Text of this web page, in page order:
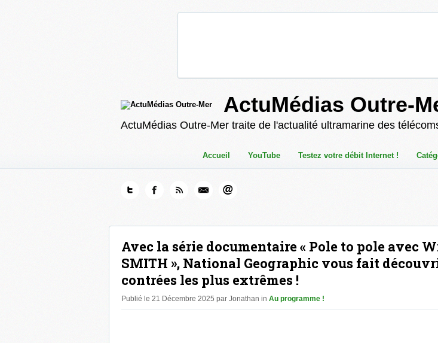
ActuMédias Outre-
ActuMédias Outre-Mer traite de l'actualité ultramarine des
Accueil YouTube Testez votre débit Internet !
Avec la série documentaire « Pole to pole avec
SMITH », National Geographic vous fait
contrées les plus extrêmes !
Publié le 21 Décembre 2025 par Jonathan in Au programme !